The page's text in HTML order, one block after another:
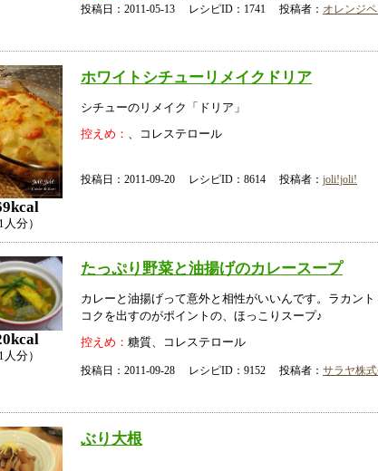
投稿日：2011-05-13 レシピID：1741 投稿者： オレンジペ
人分）
ホワイトシチューリメイクドリア
シチューのリメイク「ドリア」
控えめ： 、コレステロール
投稿日：2011-09-20 レシピID：8614 投稿者： joli!joli!
人分）
たっぷり野菜と油揚げのカレースープ
カレーと油揚げって意外と相性がいいんです。ラカント
コクを出すのがポイントの、ほっこりスープ♪
控えめ： 糖質、コレステロール
投稿日：2011-09-28 レシピID：9152 投稿者： サラヤ株
ぶり大根